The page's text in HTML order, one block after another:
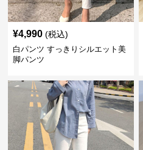
¥4,990 (税込)
白パンツ すっきりシルエット美
脚パンツ